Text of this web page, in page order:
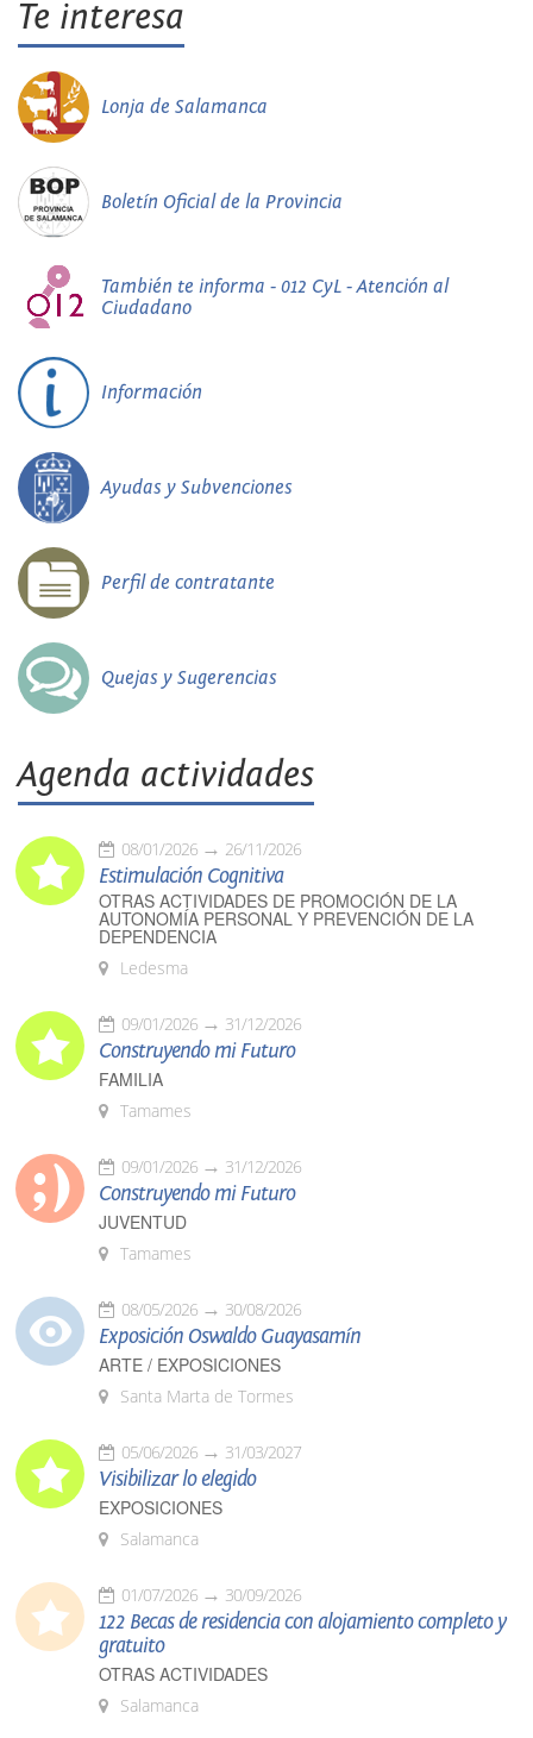
Te interesa
Lonja de Salamanca
Boletín Oficial de la Provincia
También te informa - 012 CyL - Atención al
Ciudadano
Información
Ayudas y Subvenciones
Perfil de contratante
Quejas y Sugerencias
Agenda actividades
08/01/2026 26/11/2026
Estimulación Cognitiva
OTRAS ACTIVIDADES DE PROMOCIÓN DE LA
AUTONOMÍA PERSONAL Y PREVENCIÓN DE LA
DEPENDENCIA
Ledesma
09/01/2026 31/12/2026
Construyendo mi Futuro
FAMILIA
Tamames
09/01/2026 31/12/2026
Construyendo mi Futuro
JUVENTUD
Tamames
08/05/2026 30/08/2026
Exposición Oswaldo Guayasamín
ARTE / EXPOSICIONES
Santa Marta de Tormes
05/06/2026 31/03/2027
Visibilizar lo elegido
EXPOSICIONES
Salamanca
01/07/2026 30/09/2026
122 Becas de residencia con alojamiento completo y
gratuito
OTRAS ACTIVIDADES
Salamanca